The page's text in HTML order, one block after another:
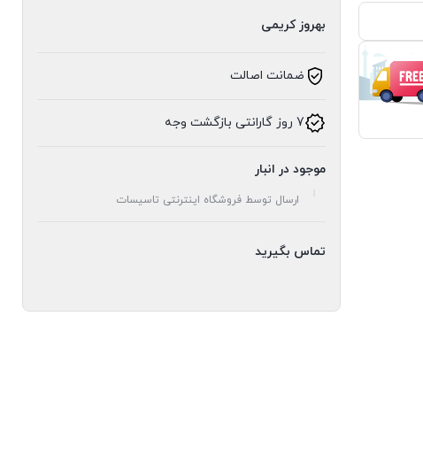
بهروز کریمی
ضمانت اصالت
7 روز گارانتی بازگشت وجه
موجود در انبار
ارسال توسط فروشگاه اینترنتی تاسیسات
تماس بگیرید